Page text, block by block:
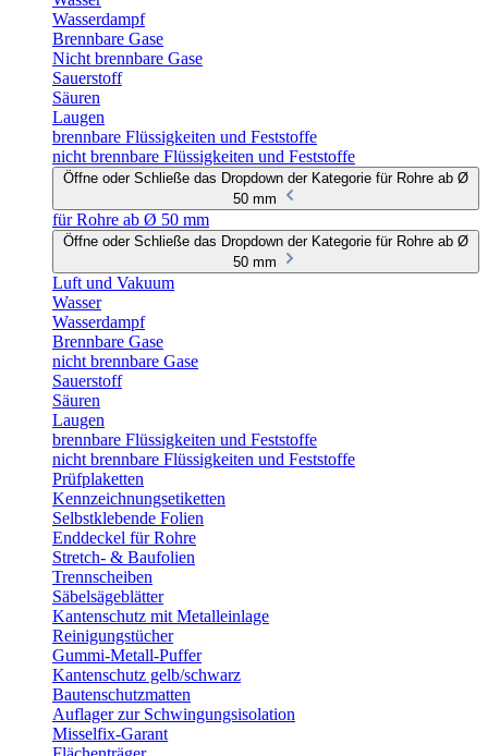
Wasserdampf
Brennbare Gase
Nicht brennbare Gase
Sauerstoff
Säuren
Laugen
brennbare Flüssigkeiten und Feststoffe
nicht brennbare Flüssigkeiten und Feststoffe
Öffne oder Schließe das Dropdown der Kategorie für Rohre ab Ø
50 mm
für Rohre ab Ø 50 mm
Öffne oder Schließe das Dropdown der Kategorie für Rohre ab Ø
50 mm
Luft und Vakuum
Wasser
Wasserdampf
Brennbare Gase
nicht brennbare Gase
Sauerstoff
Säuren
Laugen
brennbare Flüssigkeiten und Feststoffe
nicht brennbare Flüssigkeiten und Feststoffe
Prüfplaketten
Kennzeichnungsetiketten
Selbstklebende Folien
Enddeckel für Rohre
Stretch- & Baufolien
Trennscheiben
Säbelsägeblätter
Kantenschutz mit Metalleinlage
Reinigungstücher
Gummi-Metall-Puffer
Kantenschutz gelb/schwarz
Bautenschutzmatten
Auflager zur Schwingungsisolation
Misselfix-Garant